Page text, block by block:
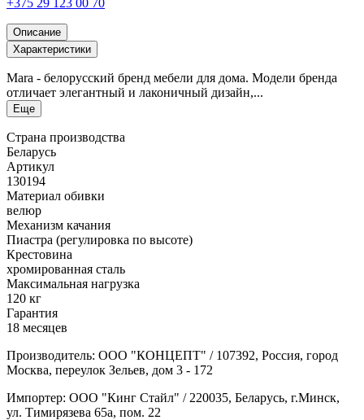
Описание
Характеристики
Mara - белорусский бренд мебели для дома. Модели бренда
отличает элегантный и лаконичный дизайн,...
Еще
Страна производства
Беларусь
Артикул
130194
Материал обивки
велюр
Механизм качания
Пиастра (регулировка по высоте)
Крестовина
хромированная сталь
Максимальная нагрузка
120 кг
Гарантия
18 месяцев
Производитель: ООО "КОНЦЕПТ" / 107392, Россия, город
Москва, переулок Зельев, дом 3 - 172
Импортер: ООО "Кинг Стайл" / 220035, Беларусь, г.Минск,
ул. Тимирязева 65а, пом. 22